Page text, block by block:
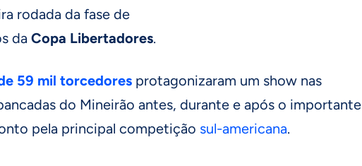
rodada da fase de
da Copa Libertadores.
59 mil torcedores protagonizaram um show nas
do Mineirão antes, durante e após o importante
pela principal competição sul-americana.